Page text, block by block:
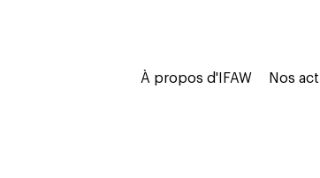
À propos d'IFAW Nos